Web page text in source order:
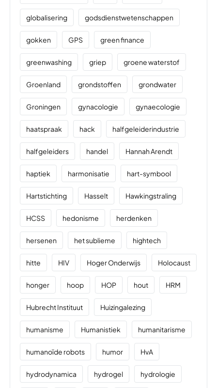
globalisering godsdienstwetenschappen
gokken GPS green finance
greenwashing griep groene waterstof
Groenland grondstoffen grondwater
Groningen gynacologie gynaecologie
haatspraak hack halfgeleiderindustrie
halfgeleiders handel Hannah Arendt
haptiek harmonisatie hart-symbool
Hartstichting Hasselt Hawkingstraling
HCSS hedonisme herdenken
hersenen het sublieme hightech
hitte HIV Hoger Onderwijs Holocaust
honger hoop HOP hout HRM
Hubrecht Instituut Huizingalezing
humanisme Humanistiek humanitarisme
humanoïde robots humor HvA
hydrodynamica hydrogel hydrologie